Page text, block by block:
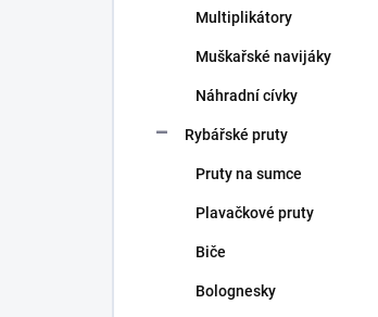
Multiplikátory
Muškařské navijáky
Náhradní cívky
Rybářské pruty
Pruty na sumce
Plavačkové pruty
Biče
Bolognesky